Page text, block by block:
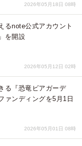
2026年05月18日 08時
るnote公式アカウント
を開設
2026年05月12日 02時
る『恐竜ビアガーデ
ァンディングを5月1日
2026年05月01日 08時